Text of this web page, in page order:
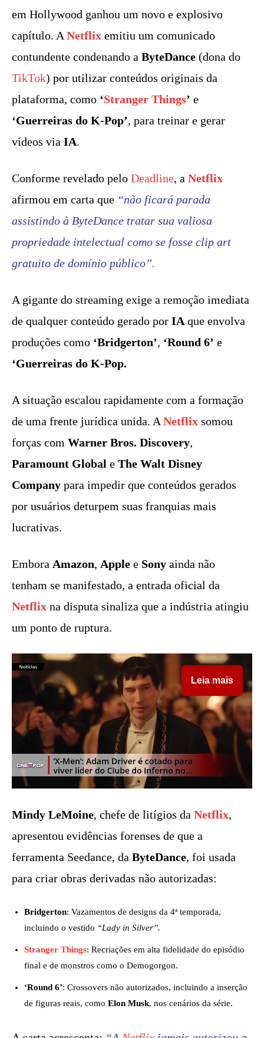
em Hollywood ganhou um novo e explosivo
capítulo. A Netflix emitiu um comunicado
contundente condenando a ByteDance (dona do
TikTok) por utilizar conteúdos originais da
plataforma, como ‘Stranger Things’ e
‘Guerreiras do K-Pop’, para treinar e gerar
vídeos via IA.
Conforme revelado pelo Deadline, a Netflix
afirmou em carta que “não ficará parada
assistindo à ByteDance tratar sua valiosa
propriedade intelectual como se fosse clip art
gratuito de domínio público”.
A gigante do streaming exige a remoção imediata
de qualquer conteúdo gerado por IA que envolva
produções como ‘Bridgerton’, ‘Round 6’ e
‘Guerreiras do K-Pop.
A situação escalou rapidamente com a formação
de uma frente jurídica unida. A Netflix somou
forças com Warner Bros. Discovery,
Paramount Global e The Walt Disney
Company para impedir que conteúdos gerados
por usuários deturpem suas franquias mais
lucrativas.
Embora Amazon, Apple e Sony ainda não
tenham se manifestado, a entrada oficial da
Netflix na disputa sinaliza que a indústria atingiu
um ponto de ruptura.
Leia mais
Mindy LeMoine, chefe de litígios da Netflix,
apresentou evidências forenses de que a
ferramenta Seedance, da ByteDance, foi usada
para criar obras derivadas não autorizadas:
Bridgerton: Vazamentos de designs da 4ª temporada,
incluindo o vestido “Lady in Silver”.
Stranger Things: Recriações em alta fidelidade do episódio
final e de monstros como o Demogorgon.
‘Round 6’: Crossovers não autorizados, incluindo a inserção
de figuras reais, como Elon Musk, nos cenários da série.